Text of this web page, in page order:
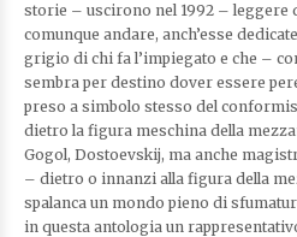
storie – uscirono nel 1992 – leggere
comunque andare, anch’esse
grigio di chi fa l’impiegato e che –
sembra per destino dover essere
preso a simbolo stesso del
dietro la figura meschina della
Gogol, Dostoevskij, ma anche
– dietro o innanzi alla figura della
spalanca un mondo pieno di
in questa antologia un